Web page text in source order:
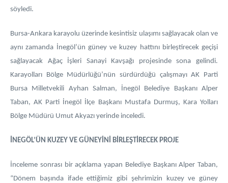
söyledi.
Bursa-Ankara karayolu üzerinde kesintisiz ulaşımı sağlayacak olan ve
aynı zamanda İnegöl’ün güney ve kuzey hattını birleştirecek geçişi
sağlayacak Ağaç İşleri Sanayi Kavşağı projesinde sona gelindi.
Karayolları Bölge Müdürlüğü’nün sürdürdüğü çalışmayı AK Parti
Bursa Milletvekili Ayhan Salman, İnegöl Belediye Başkanı Alper
Taban, AK Parti İnegöl İlçe Başkanı Mustafa Durmuş, Kara Yolları
Bölge Müdürü Umut Akyazı yerinde inceledi.
İNEGÖL’ÜN KUZEY VE GÜNEYİNİ BİRLEŞTİRECEK PROJE
İnceleme sonrası bir açıklama yapan Belediye Başkanı Alper Taban,
“Dönem başında ifade ettiğimiz gibi şehrimizin kuzey ve güney